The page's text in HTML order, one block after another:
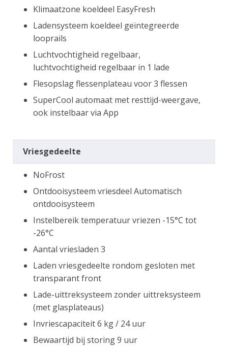
Klimaatzone koeldeel EasyFresh
Ladensysteem koeldeel geïntegreerde
looprails
Luchtvochtigheid regelbaar,
luchtvochtigheid regelbaar in 1 lade
Flesopslag flessenplateau voor 3 flessen
SuperCool automaat met resttijd-weergave,
ook instelbaar via App
Vriesgedeelte
NoFrost
Ontdooisysteem vriesdeel Automatisch
ontdooisysteem
Instelbereik temperatuur vriezen -15°C tot
-26°C
Aantal vriesladen 3
Laden vriesgedeelte rondom gesloten met
transparant front
Lade-uittreksysteem zonder uittreksysteem
(met glasplateaus)
Invriescapaciteit 6 kg / 24 uur
Bewaartijd bij storing 9 uur